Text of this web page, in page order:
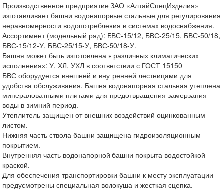
Производственное предприятие ЗАО «АлтайСпецИзделия»
изготавливает башни водонапорные стальные для регулирования
неравномерности водопотребления в системах водоснабжения.
Ассортимент (модельный ряд): БВС-15/12, БВС-25/15, БВС-50/18,
БВС-15/12-У, БВС-25/15-У, БВС-50/18-У.
Башня может быть изготовлена в различных климатических
исполнениях: У, ХЛ, УХЛ в соответствии с ГОСТ 15150
БВС оборудуется внешней и внутренней лестницами для
удобства обслуживания. Башня водонапорная стальная утеплена
минераловатными плитами для предотвращения замерзания
воды в зимний период.
Утеплитель защищен от внешних воздействий оцинкованным
листом.
Нижняя часть ствола башни защищена гидроизоляционным
покрытием.
Внутренняя часть водонапорной башни покрыта водостойкой
краской.
Для обеспечения транспортировки башни к месту эксплуатации
предусмотрены специальная волокуша и жесткая сцепка.